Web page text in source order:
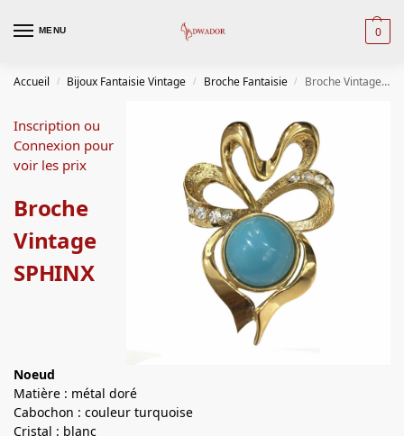
MENU 0
Accueil / Bijoux Fantaisie Vintage / Broche Fantaisie / Broche Vintage SPHINX
Inscription ou
Connexion pour
voir les prix
Broche
Vintage
SPHINX
Noeud
Matière : métal doré
Cabochon : couleur turquoise
Cristal : blanc